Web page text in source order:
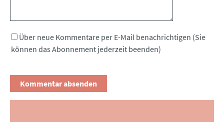
Über neue Kommentare per E-Mail benachrichtigen (Sie
können das Abonnement jederzeit beenden)